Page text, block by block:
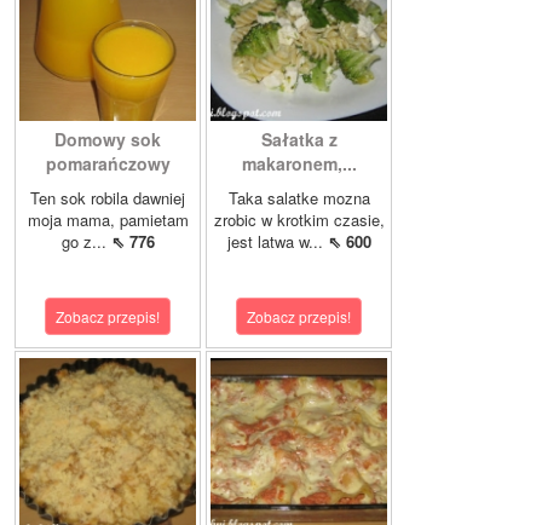
Domowy sok
pomarańczowy
Ten sok robila dawniej
moja mama, pamietam
go z... ⇖ 776
Zobacz przepis!
Sałatka z
makaronem,...
Taka salatke mozna
zrobic w krotkim czasie,
jest latwa w... ⇖ 600
Zobacz przepis!